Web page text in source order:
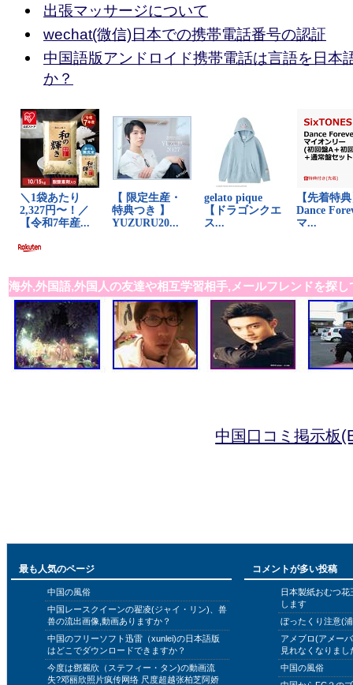
出張マッサージについて
wechat(微信)日本での携帯電話番号の認証
中国語版アンドロイド携帯電話は言語を日本
か？
海外,外国語,外国人の友達や相互学習相手,メールフレンドを探し
中国口コミ掲示板
最も人気のページ
中国の風俗
中国レースクイーンの翟凌(ジャイ・リン)、兽
兽の流出画像,動画ありますか？
中国のフリーソフト迅雷（xunlei)の日本語版
はどこでダウンロードできますか？
今度は鄧麗欣（ステフィー・タン)の動画流
失?邓丽欣照片疯传网络 尺度超越张柏芝阿娇
コメントが多い投稿
日本製紙おむつ
します
ぼったくり注意(
アメブロ(アメー
見れなくなりまし
中国の風俗